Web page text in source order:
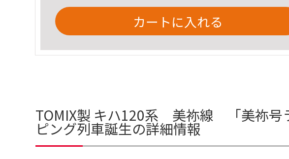
カートに入れる
TOMIX製 キハ120系 美祢線 「美祢号
ピング列車誕生の詳細情報